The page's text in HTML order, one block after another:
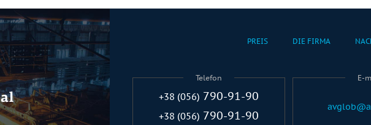
PREIS DIE FIRMA
Telefon
+38 (056) 790-91-90
+38 (056) 790-91-90
E-